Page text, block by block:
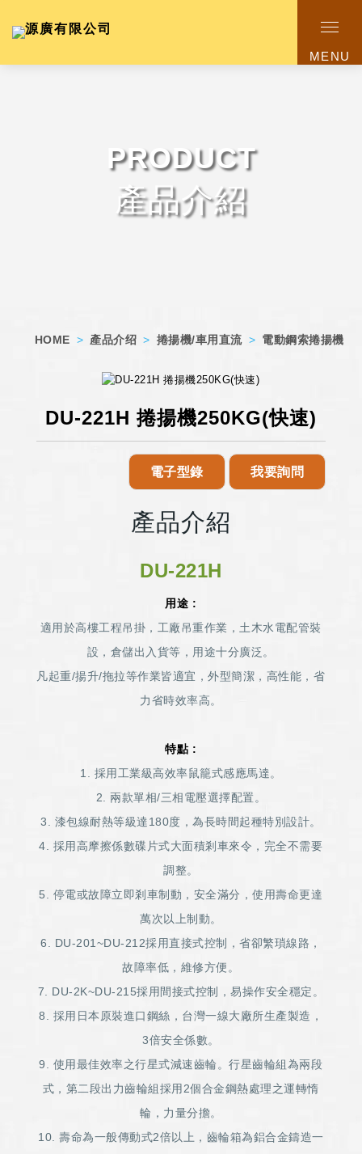
MENU
PRODUCT
產品介紹
HOME > 產品介绍 > 捲揚機/車用直流 > 電動鋼索捲揚機
DU-221H 捲揚機250KG(快速)
電子型錄 我要詢問
產品介紹
DU-221H
用途 :
適用於高樓工程吊掛，工廠吊重作業，土木水電配管裝
設，倉儲出入貨等，用途十分廣泛。
凡起重/揚升/拖拉等作業皆適宜，外型簡潔，高性能，省
力省時效率高。
特點 :
1. 採用工業級高效率鼠籠式感應馬達。
2. 兩款單相/三相電壓選擇配置。
3. 漆包線耐熱等級達180度，為長時間起種特別設計。
4. 採用高摩擦係數碟片式大面積剎車來令，完全不需要
調整。
5. 停電或故障立即剎車制動，安全滿分，使用壽命更達
萬次以上制動。
6. DU-201~DU-212採用直接式控制，省卻繁瑣線路，
故障率低，維修方便。
7. DU-2K~DU-215採用間接式控制，易操作安全穩定。
8. 採用日本原裝進口鋼絲，台灣一線大廠所生產製造，
3倍安全係數。
9. 使用最佳效率之行星式減速齒輪。行星齒輪組為兩段
式，第二段出力齒輪組採用2個合金鋼熱處理之運轉惰
輪，力量分擔。
10. 壽命為一般傳動式2倍以上，齒輪箱為鋁合金鑄造一